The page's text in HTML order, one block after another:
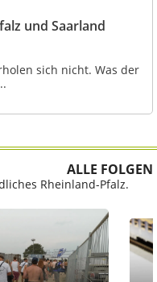
und Saarland
sich nicht. Was der
ALLE FOLGEN
Rheinland-Pfalz.